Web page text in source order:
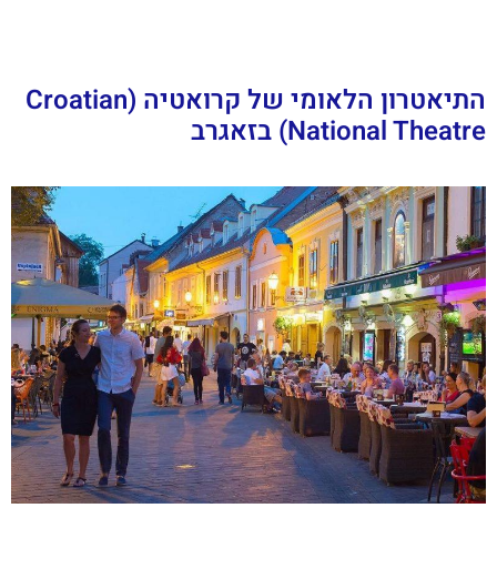
התיאטרון הלאומי של קרואטיה (Croatian
National Theatre) בזאגרב